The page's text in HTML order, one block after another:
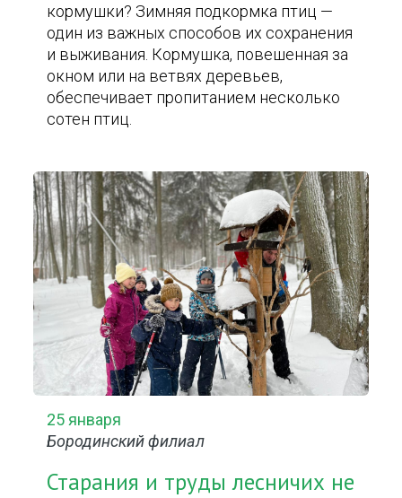
кормушки? Зимняя подкормка птиц —
один из важных способов их сохранения
и выживания. Кормушка, повешенная за
окном или на ветвях деревьев,
обеспечивает пропитанием несколько
сотен птиц.
25 января
Бородинский филиал
Старания и труды лесничих не